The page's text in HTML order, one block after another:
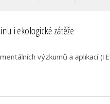
i ekologické zátěže
výzkumů a aplikací